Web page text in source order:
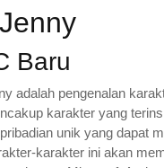
Baru
adalah pengenalan
karakter yang
unik yang dapat
karakter ini akan